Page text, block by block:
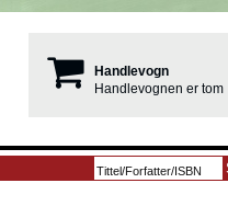
Handlevogn
Handlevognen er tom